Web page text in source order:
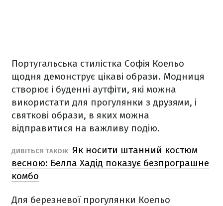
Португальська стилістка Софія Коельо
щодня демонструє цікаві образи. Модниця
створює і буденні аутфіти, які можна
використати для прогулянки з друзями, і
святкові образи, в яких можна
відправитися на важливу подію.
ДИВІТЬСЯ ТАКОЖ Як носити штанний костюм
весною: Белла Хадід показує безпрограшне
комбо
Для березневої прогулянки Коельо